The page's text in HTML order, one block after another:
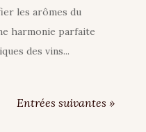
les arômes du
harmonie parfaite
des vins...
Entrées suivantes »